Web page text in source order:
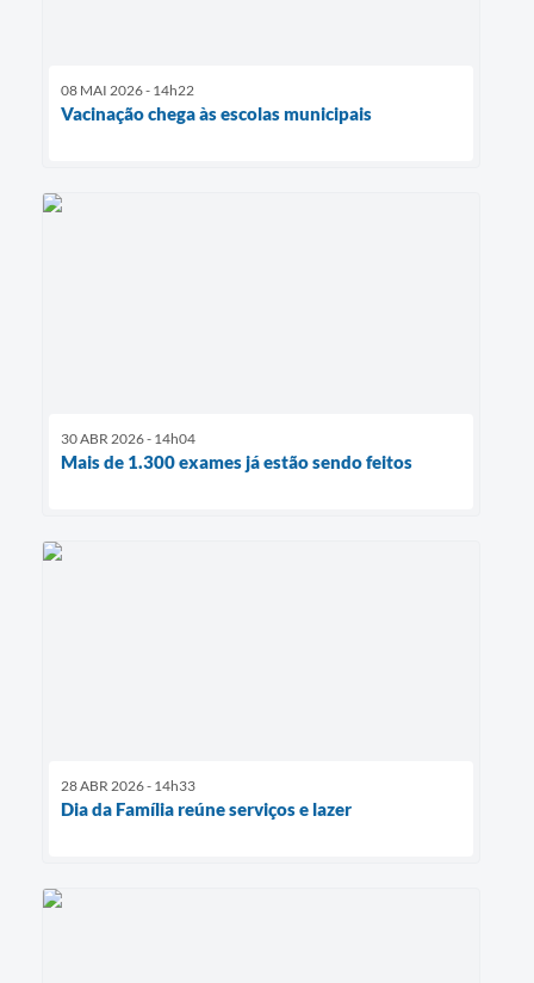
08 MAI 2026 - 14h22
Vacinação chega às escolas municipais
30 ABR 2026 - 14h04
Mais de 1.300 exames já estão sendo feitos
28 ABR 2026 - 14h33
Dia da Família reúne serviços e lazer